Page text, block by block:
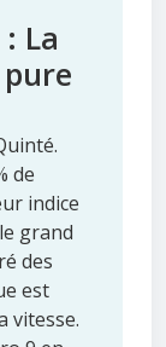
La
de
indice
grand
des
est
vitesse.